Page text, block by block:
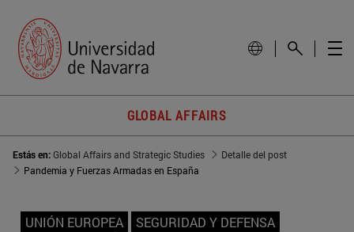
GLOBAL AFFAIRS
Estás en:Global Affairs and Strategic Studies
Detalle del post
Pandemia y Fuerzas Armadas en España
UNIÓN EUROPEA
SEGURIDAD Y DEFENSA